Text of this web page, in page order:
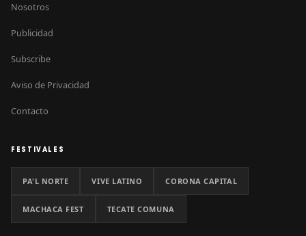
Nosotros
Publicidad
Subscribe
Aviso de Privacidad
Contacto
FESTIVALES
PA'L NORTE VIVE LATINO CORONA CAPITAL
MACHACA FEST TECATE COMUNA